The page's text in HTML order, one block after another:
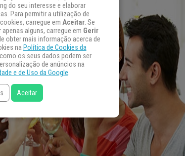
do seu interesse e elaborar
Para permitir a utilização de
carregue em Aceitar. Se
alguns, carregue em Gerir
obter mais informação acerca de
na Política de Cookies da
os seus dados podem ser
de anúncios na
e de Uso da Google.
Aceitar